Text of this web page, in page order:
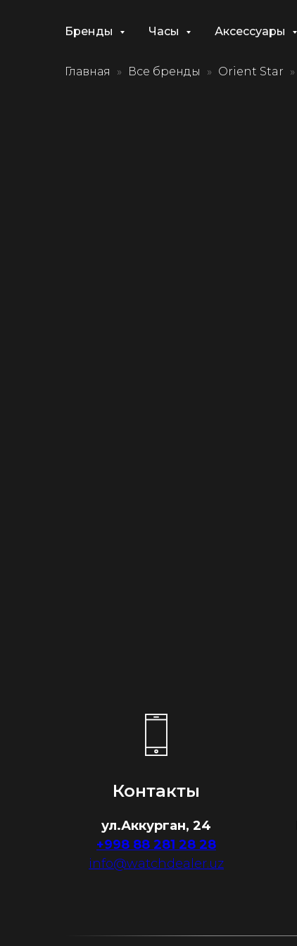
Бренды Часы Аксессуары
Главная Все бренды Orient Star
Контакты
ул.Аккурган, 24
+998 88 281 28 28
info@watchdealer.uz